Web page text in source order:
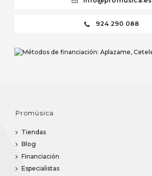
924 290 088
Promúsica
Tiendas
Blog
Financiación
Especialistas